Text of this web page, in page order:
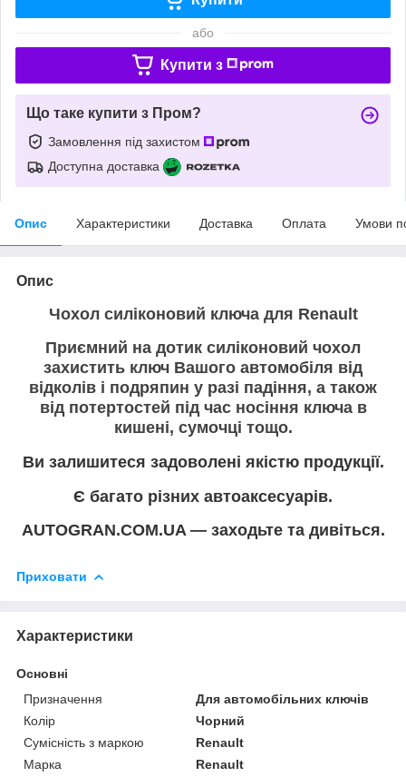
або
Купити з
Що таке купити з Пром?
Замовлення під захистом
Доступна доставка
Опис Характеристики Доставка Оплата Умови
Опис
Чохол силіконовий ключа для Renault
Приємний на дотик силіконовий чохол
захистить ключ Вашого автомобіля від
відколів і подряпин у разі падіння, а також
від потертостей під час носіння ключа в
кишені, сумочці тощо.
Ви залишитеся задоволені якістю продукції.
Є багато різних автоаксесуарів.
AUTOGRAN.COM.UA — заходьте та дивіться.
Приховати
Характеристики
Основні
Призначення
Для автомобільних ключів
Колір
Чорний
Сумісність з маркою
Renault
Марка
Renault